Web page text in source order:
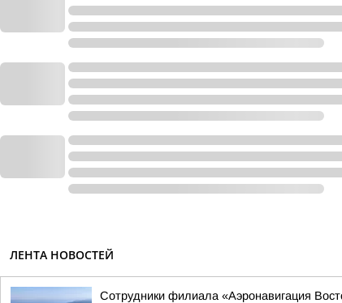
ЛЕНТА НОВОСТЕЙ
Сотрудники филиала «Аэронавигация